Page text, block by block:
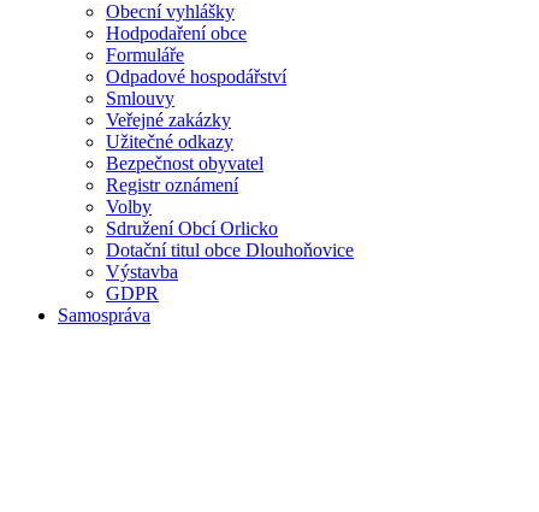
Obecní vyhlášky
Hodpodaření obce
Formuláře
Odpadové hospodářství
Smlouvy
Veřejné zakázky
Užitečné odkazy
Bezpečnost obyvatel
Registr oznámení
Volby
Sdružení Obcí Orlicko
Dotační titul obce Dlouhoňovice
Výstavba
GDPR
Samospráva